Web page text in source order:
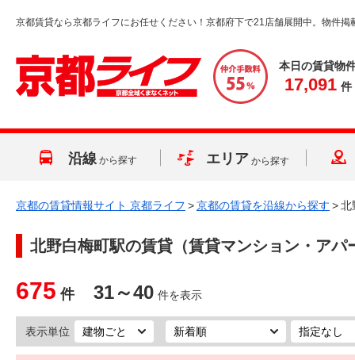
京都賃貸なら京都ライフにお任せください！京都府下で21店舗展開中。物件掲
本日の賃貸物
17,091 件
沿線 から探す エリア から探す
京都の賃貸情報サイト 京都ライフ >京都の賃貸を沿線から探す >北
北野白梅町駅の賃貸（賃貸マンション・アパ
675 件 31～40 件を表示
表示単位